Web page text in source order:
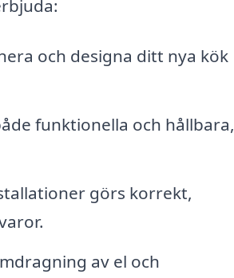
och designa ditt nya kök
funktionella och hållbara,
görs korrekt,
av el och